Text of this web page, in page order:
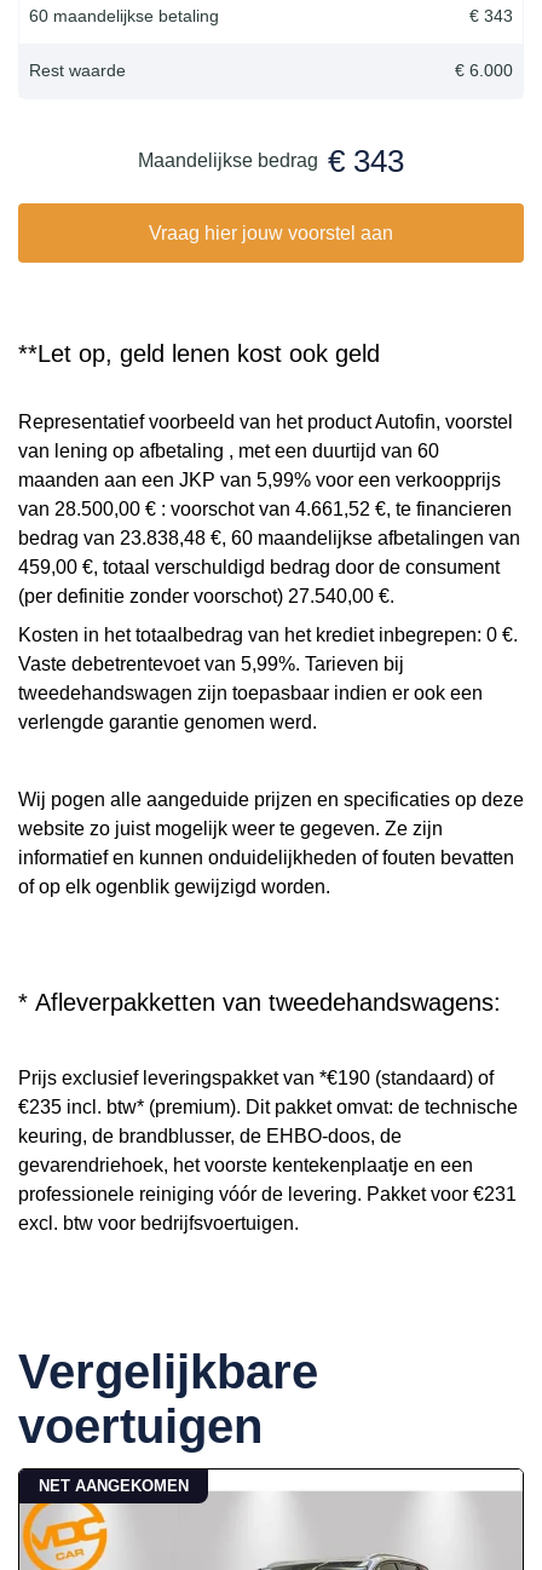
60 maandelijkse betaling € 343
Rest waarde € 6.000
Maandelijkse bedrag € 343
Vraag hier jouw voorstel aan
**Let op, geld lenen kost ook geld
Representatief voorbeeld van het product Autofin, voorstel
van lening op afbetaling , met een duurtijd van 60
maanden aan een JKP van 5,99% voor een verkoopprijs
van 28.500,00 € : voorschot van 4.661,52 €, te financieren
bedrag van 23.838,48 €, 60 maandelijkse afbetalingen van
459,00 €, totaal verschuldigd bedrag door de consument
(per definitie zonder voorschot) 27.540,00 €.
Kosten in het totaalbedrag van het krediet inbegrepen: 0 €.
Vaste debetrentevoet van 5,99%. Tarieven bij
tweedehandswagen zijn toepasbaar indien er ook een
verlengde garantie genomen werd.
Wij pogen alle aangeduide prijzen en specificaties op deze
website zo juist mogelijk weer te gegeven. Ze zijn
informatief en kunnen onduidelijkheden of fouten bevatten
of op elk ogenblik gewijzigd worden.
* Afleverpakketten van tweedehandswagens:
Prijs exclusief leveringspakket van *€190 (standaard) of
€235 incl. btw* (premium). Dit pakket omvat: de technische
keuring, de brandblusser, de EHBO-doos, de
gevarendriehoek, het voorste kentekenplaatje en een
professionele reiniging vóór de levering. Pakket voor €231
excl. btw voor bedrijfsvoertuigen.
Vergelijkbare
voertuigen
NET AANGEKOMEN